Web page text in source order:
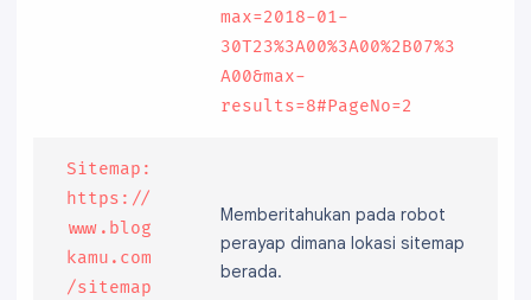
max=2018-01-
30T23%3A00%3A00%2B07%3
A00&max-
results=8#PageNo=2
Sitemap:
https://
www.blog
kamu.com
/sitemap
Memberitahukan pada robot
perayap dimana lokasi sitemap
berada.